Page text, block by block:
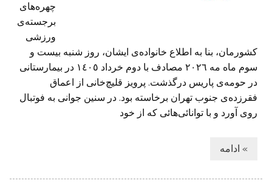
چهره‌های
برجسته‌ی
ورزشی
کشورمان، بنا به اطلاع خانواده‌ی ایشان،‌ روز شنبه بيست و
سوم ماه مه ٢٠٢٦ مصادف با دوم خرداد ١٤٠٥ در بيمارستانی
در حومه‌ی پاريس درگذشت. پرویز قلیچ‌خانی از اعماق
فقرزده‌ی جنوب تهران برخاسته بود. در سنین جوانی به فوتبال
روی آورد و با توانائی‌هائی که از خود
» ادامه